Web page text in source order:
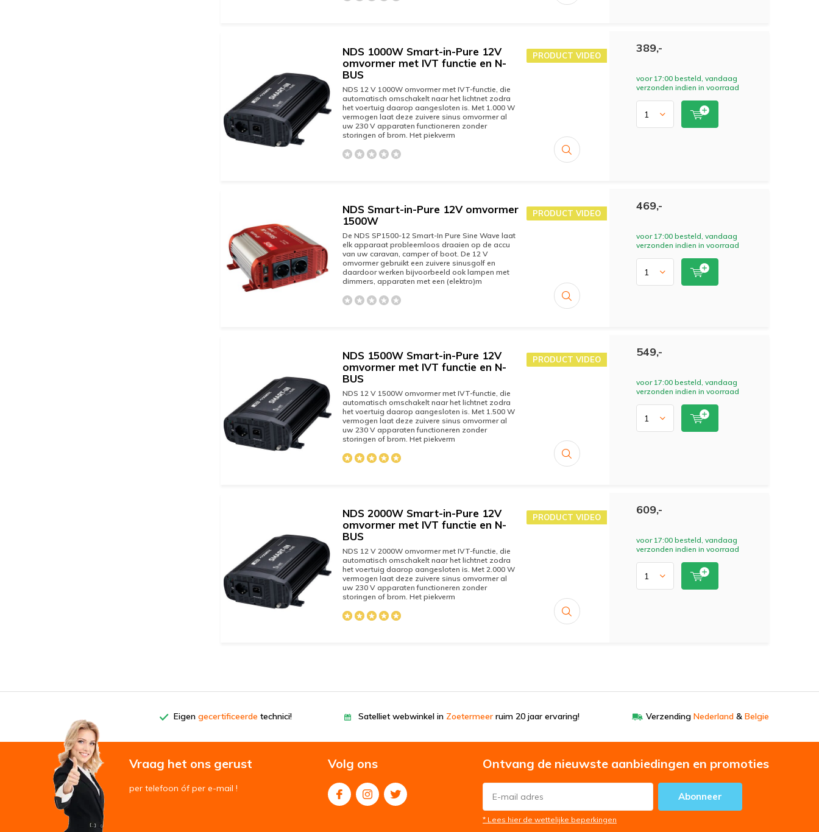
NDS 1000W Smart-in-Pure 12V
omvormer met IVT functie en N-
BUS
NDS 12 V 1000W omvormer met IVT-functie, die
automatisch omschakelt naar het lichtnet zodra
het voertuig daarop aangesloten is. Met 1.000 W
vermogen laat deze zuivere sinus omvormer al
uw 230 V apparaten functioneren zonder
storingen of brom. Het piekverm
389,-
voor 17:00 besteld, vandaag
verzonden indien in voorraad
PRODUCT VIDEO
NDS Smart-in-Pure 12V omvormer
1500W
De NDS SP1500-12 Smart-In Pure Sine Wave laat
elk apparaat probleemloos draaien op de accu
van uw caravan, camper of boot. De 12 V
omvormer gebruikt een zuivere sinusgolf en
daardoor werken bijvoorbeeld ook lampen met
dimmers, apparaten met een (elektro)m
469,-
voor 17:00 besteld, vandaag
verzonden indien in voorraad
PRODUCT VIDEO
NDS 1500W Smart-in-Pure 12V
omvormer met IVT functie en N-
BUS
NDS 12 V 1500W omvormer met IVT-functie, die
automatisch omschakelt naar het lichtnet zodra
het voertuig daarop aangesloten is. Met 1.500 W
vermogen laat deze zuivere sinus omvormer al
uw 230 V apparaten functioneren zonder
storingen of brom. Het piekverm
549,-
voor 17:00 besteld, vandaag
verzonden indien in voorraad
PRODUCT VIDEO
NDS 2000W Smart-in-Pure 12V
omvormer met IVT functie en N-
BUS
NDS 12 V 2000W omvormer met IVT-functie, die
automatisch omschakelt naar het lichtnet zodra
het voertuig daarop aangesloten is. Met 2.000 W
vermogen laat deze zuivere sinus omvormer al
uw 230 V apparaten functioneren zonder
storingen of brom. Het piekverm
609,-
voor 17:00 besteld, vandaag
verzonden indien in voorraad
PRODUCT VIDEO
Eigen gecertificeerde technici! Satelliet webwinkel in Zoetermeer ruim 20 jaar ervaring! Verzending Nederland & Belgie
Vraag het ons gerust
per telefoon óf per e-mail !
Volg ons Ontvang de nieuwste aanbiedingen en promoties
Abonneer
* Lees hier de wettelijke beperkingen